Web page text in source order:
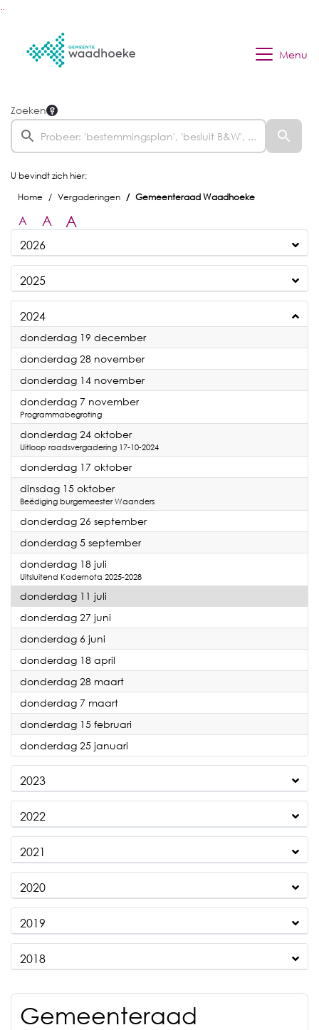
Menu
Zoeken
U bevindt zich hier:
Home
Vergaderingen Gemeenteraad Waadhoeke
A A A
2026
2025
2024
donderdag 19 december2024
donderdag 28 november2024
donderdag 14 november2024
donderdag 7 november2024
Programmabegroting
donderdag 24 oktober2024
Uitloop raadsvergadering 17-10-2024
donderdag 17 oktober2024
dinsdag 15 oktober2024
Beëdiging burgemeester Waanders
donderdag 26 september2024
donderdag 5 september2024
donderdag 18 juli
Uitsluitend Kadernota 2025-2028
donderdag 11 juli
donderdag 27 juni
donderdag 6 juni
donderdag 18 april
donderdag 28 maart2024
donderdag 7 maart2024
donderdag 15 februari
donderdag 25 januari
2023
2022
2021
2020
2019
2018
Gemeenteraad